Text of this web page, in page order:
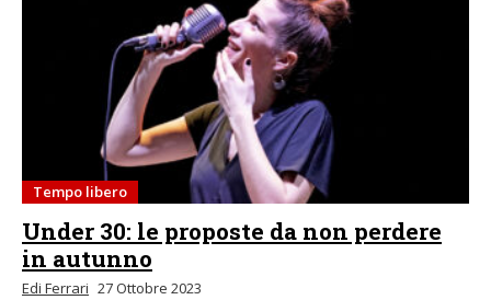
Tempo libero
Under 30: le proposte da non perdere
in autunno
Edi Ferrari 27 Ottobre 2023